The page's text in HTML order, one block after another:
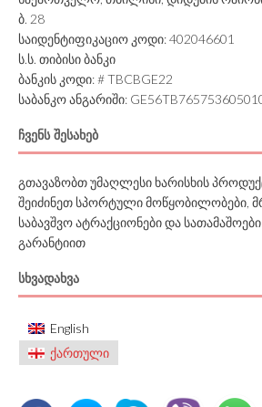
ბ. 28
საიდენტიფიკაციო კოდი: 402046601
ს.ს. თიბისი ბანკი
ბანკის კოდი: # TBCBGE22
საბანკო ანგარიში:
ᲩᲕᲔᲜᲡ ᲨᲔᲡᲐᲮᲔᲑ
გთავაზობთ უმაღლესი ხარისხის
შეიძინეთ სპორტული მოწყობილობები,
საბავშვო ატრაქციონები და
გარანტიით
ᲡᲮᲕᲐᲓᲐᲮᲕᲐ
English
ქართული